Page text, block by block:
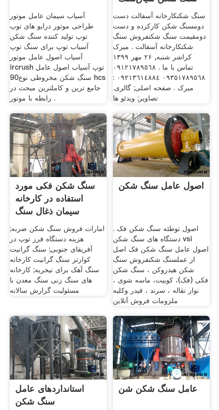
آسیاب سیمان عامل موتور
طراحی موتور درایو های توپ
توپ تولید کننده سنگ شکن
آسیاب توپ برای سنگ توپ
آسیاب اصول عامل موتور
ircrush توپ آسیاب اصول عامل
سنگ شکن مخروطی نوع90 hcs
جامع ترین و کاملترین مبحث در
رابطه با موتور .
سنگ شکنکارخانه آسفالت دست
دومسنگ شکن کارکرده و دست
دومقیمت سنگ شکنفروش سنگ
شکنکارخانه آسفالت . میرک
کراشر شنبه, ۲۶ مهر ۱۳۹۹
تماس با ما . ٠٩١٢١٧٨٩٥٦٨
٠٩٣٥١٧٨٩٥٦٨ ٠٩٢١٣٦١٤٨٨٤ :
میرک . صفحه اصلی; گالری.
تصاویر; ویدئو ها
سنگ شکن فکی مورد
استفاده در کارخانه
سیمان ذغال سنگ
روسی
امارات فروش سنگ شکن ضربه;
هزینه دستگاه فرز توپ در
آفریقای جنوبی; سنگ گرانیت
کوارتز سنگ گرانیت کارخانه
سنگ آهک برای نیجریه; کارخانه
های سنگ زنی سنگ معدن با
مسئولیت گزارش سالانه
اصول عامل سنگ شکن
اصول توطئه سنگ شکن فک .
دستگاه های سنگ شکن vsi
اصول عامل سنگ شکن فک اصل
از عملسنگ شکنفروش سنگ
شکن هیدروکن ، سنگ شکن
فکی (فک)، کوبیت، ماسه شوی ،
نوار نقاله ، سرند ، فیدر وکلیه
ملزومات فروش آنلاین
استانداردهای عامل
سنگ شکن
عامل سنگ شکن شن